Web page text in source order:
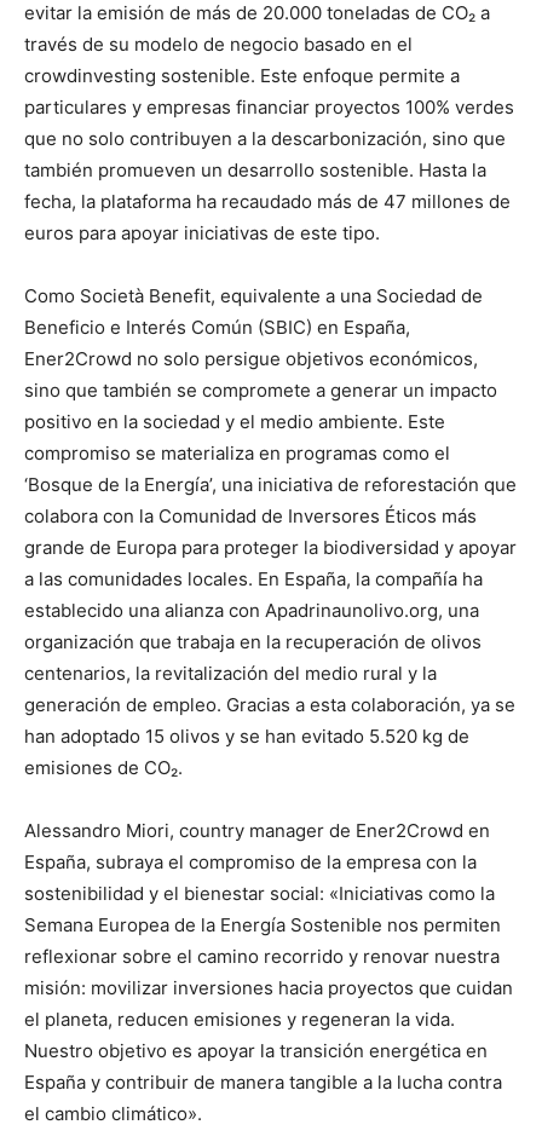
evitar la emisión de más de 20.000 toneladas de CO₂ a
través de su modelo de negocio basado en el
crowdinvesting sostenible. Este enfoque permite a
particulares y empresas financiar proyectos 100% verdes
que no solo contribuyen a la descarbonización, sino que
también promueven un desarrollo sostenible. Hasta la
fecha, la plataforma ha recaudado más de 47 millones de
euros para apoyar iniciativas de este tipo.
Como Società Benefit, equivalente a una Sociedad de
Beneficio e Interés Común (SBIC) en España,
Ener2Crowd no solo persigue objetivos económicos,
sino que también se compromete a generar un impacto
positivo en la sociedad y el medio ambiente. Este
compromiso se materializa en programas como el
‘Bosque de la Energía’, una iniciativa de reforestación que
colabora con la Comunidad de Inversores Éticos más
grande de Europa para proteger la biodiversidad y apoyar
a las comunidades locales. En España, la compañía ha
establecido una alianza con Apadrinaunolivo.org, una
organización que trabaja en la recuperación de olivos
centenarios, la revitalización del medio rural y la
generación de empleo. Gracias a esta colaboración, ya se
han adoptado 15 olivos y se han evitado 5.520 kg de
emisiones de CO₂.
Alessandro Miori, country manager de Ener2Crowd en
España, subraya el compromiso de la empresa con la
sostenibilidad y el bienestar social: «Iniciativas como la
Semana Europea de la Energía Sostenible nos permiten
reflexionar sobre el camino recorrido y renovar nuestra
misión: movilizar inversiones hacia proyectos que cuidan
el planeta, reducen emisiones y regeneran la vida.
Nuestro objetivo es apoyar la transición energética en
España y contribuir de manera tangible a la lucha contra
el cambio climático».